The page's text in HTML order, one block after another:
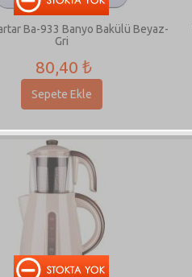
Ba-933 Banyo Bakülü Beyaz-
Gri
80,40 ₺
Sepete Ekle